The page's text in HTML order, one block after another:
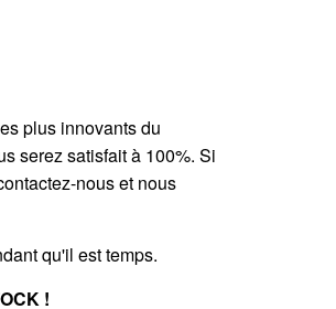
plus innovants du
serez satisfait à 100%. Si
nous et nous
qu'il est temps.
!